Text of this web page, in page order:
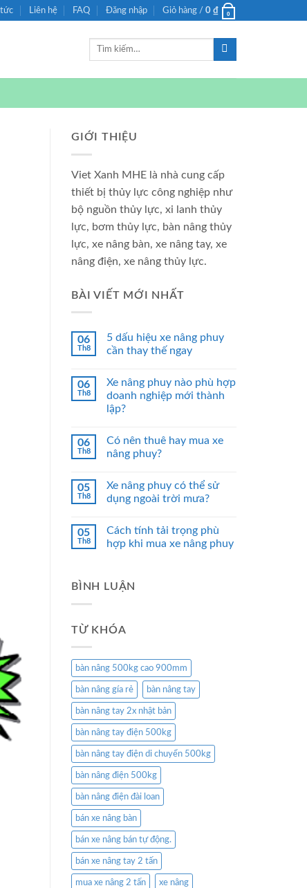
tức Liên hệ FAQ Đăng nhập Giỏ hàng / 0 ₫ 0
Tìm
GIỚI THIỆU
Viet Xanh MHE là nhà cung cấp
thiết bị thủy lực công nghiệp như
bộ nguồn thủy lực, xi lanh thủy
lực, bơm thủy lực, bàn nâng thủy
lực, xe nâng bàn, xe nâng tay, xe
nâng điện, xe nâng thủy lực.
BÀI VIẾT MỚI NHẤT
06
Th8
5 dấu hiệu xe nâng phuy
cần thay thế ngay
06
Th8
Xe nâng phuy nào phù hợp
doanh nghiệp mới thành
lập?
06
Th8
Có nên thuê hay mua xe
nâng phuy?
05
Th8
Xe nâng phuy có thể sử
dụng ngoài trời mưa?
05
Th8
Cách tính tải trọng phù
hợp khi mua xe nâng phuy
BÌNH LUẬN
TỪ KHÓA
bàn nâng 500kg cao 900mm
bàn nâng gía rẻ bàn nâng tay
bàn nâng tay 2x nhật bản
bàn nâng tay điện 500kg
bàn nâng tay điện di chuyển 500kg
bàn nâng điện 500kg
bàn nâng điện đài loan
bán xe nâng bàn
bán xe nâng bán tự động.
bán xe nâng tay 2 tấn
mua xe nâng 2 tấn xe nâng